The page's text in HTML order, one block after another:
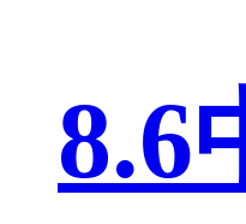
8.6